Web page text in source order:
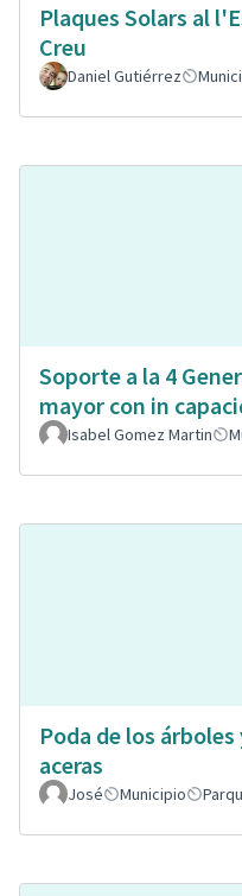
Plaques Solars al
Creu
Daniel Gutiérrez
Soporte a la 4
mayor con in
Isabel Gomez Martin
Poda de los
aceras
José Municipio